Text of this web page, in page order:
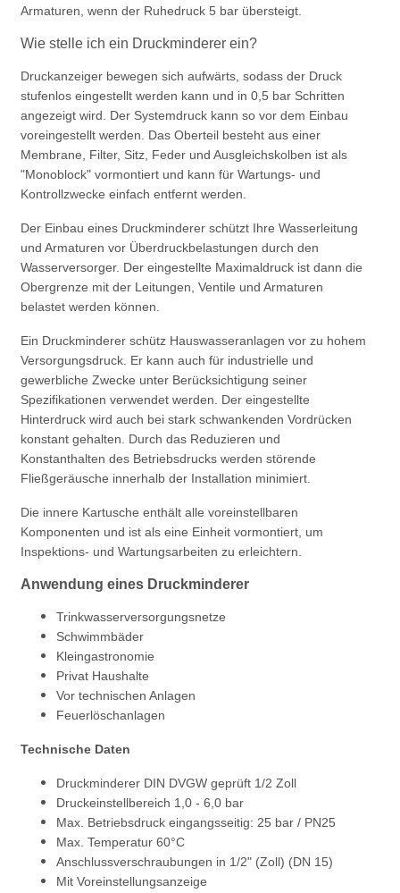
Armaturen, wenn der Ruhedruck 5 bar übersteigt.
Wie stelle ich ein Druckminderer ein?
Druckanzeiger bewegen sich aufwärts, sodass der Druck
stufenlos eingestellt werden kann und in 0,5 bar Schritten
angezeigt wird. Der Systemdruck kann so vor dem Einbau
voreingestellt werden. Das Oberteil besteht aus einer
Membrane, Filter, Sitz, Feder und Ausgleichskolben ist als
"Monoblock" vormontiert und kann für Wartungs- und
Kontrollzwecke einfach entfernt werden.
Der Einbau eines Druckminderer schützt Ihre Wasserleitung
und Armaturen vor Überdruckbelastungen durch den
Wasserversorger. Der eingestellte Maximaldruck ist dann die
Obergrenze mit der Leitungen, Ventile und Armaturen
belastet werden können.
Ein Druckminderer schütz Hauswasseranlagen vor zu hohem
Versorgungsdruck. Er kann auch für industrielle und
gewerbliche Zwecke unter Berücksichtigung seiner
Spezifikationen verwendet werden. Der eingestellte
Hinterdruck wird auch bei stark schwankenden Vordrücken
konstant gehalten. Durch das Reduzieren und
Konstanthalten des Betriebsdrucks werden störende
Fließgeräusche innerhalb der Installation minimiert.
Die innere Kartusche enthält alle voreinstellbaren
Komponenten und ist als eine Einheit vormontiert, um
Inspektions- und Wartungsarbeiten zu erleichtern.
Anwendung eines Druckminderer
Trinkwasserversorgungsnetze
Schwimmbäder
Kleingastronomie
Privat Haushalte
Vor technischen Anlagen
Feuerlöschanlagen
Technische Daten
Druckminderer DIN DVGW geprüft 1/2 Zoll
Druckeinstellbereich 1,0 - 6,0 bar
Max. Betriebsdruck eingangsseitig: 25 bar / PN25
Max. Temperatur 60°C
Anschlussverschraubungen in 1/2" (Zoll) (DN 15)
Mit Voreinstellungsanzeige